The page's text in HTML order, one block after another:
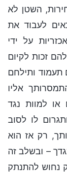
השטן לא
לעבוד את
על ידי
זכות לקיום
תעמוד ותילחם
אליו
או למוות נגד
לו לסוב
רק אז הוא
– ובשלב זה
נחוש להתנתק